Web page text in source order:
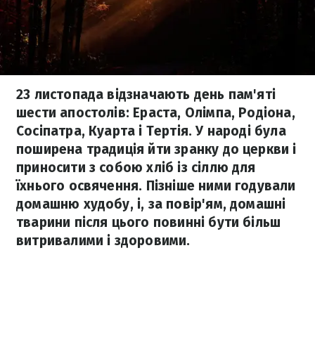
23 листопада відзначають день пам'яті
шести апостолів: Ераста, Олімпа, Родіона,
Сосіпатра, Куарта і Тертія. У народі була
поширена традиція йти зранку до церкви і
приносити з собою хліб із сіллю для
їхнього освячення. Пізніше ними годували
домашню худобу, і, за повір'ям, домашні
тварини після цього повинні бути більш
витривалими і здоровими.